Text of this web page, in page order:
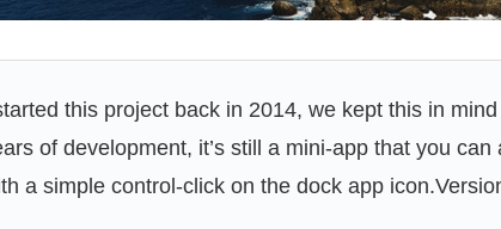
this project back in 2014, we kept this in
of development, it’s still a mini-app that you
a simple control-click on the dock app